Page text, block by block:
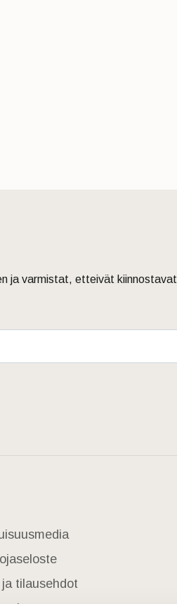
ja varmistat, etteivät kiinnostavat
tilausehdot